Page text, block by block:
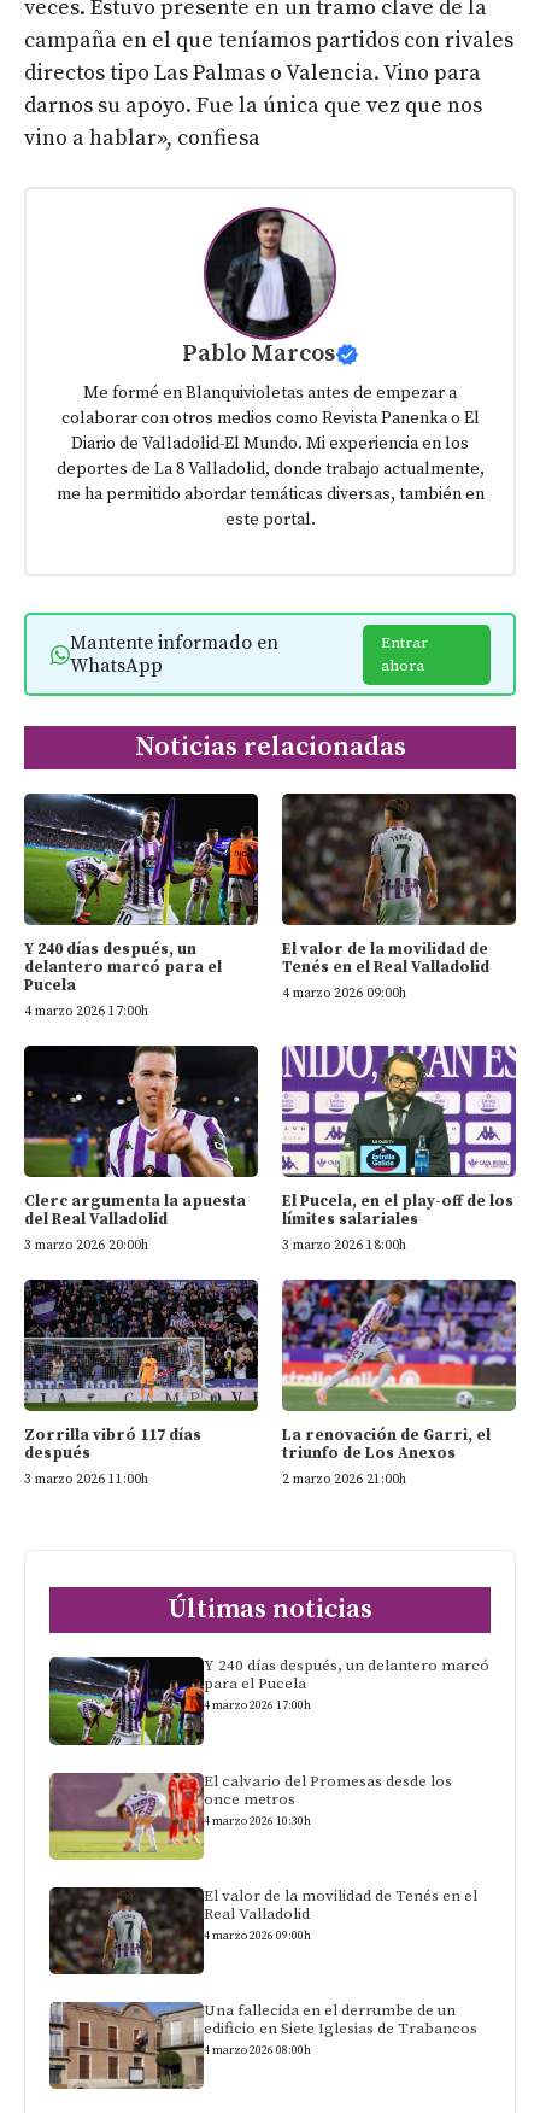
veces. Estuvo presente en un tramo clave de la
campaña en el que teníamos partidos con rivales
directos tipo Las Palmas o Valencia. Vino para
darnos su apoyo. Fue la única que vez que nos
vino a hablar», confiesa
Pablo Marcos
Me formé en Blanquivioletas antes de empezar a
colaborar con otros medios como Revista Panenka o El
Diario de Valladolid-El Mundo. Mi experiencia en los
deportes de La 8 Valladolid, donde trabajo actualmente,
me ha permitido abordar temáticas diversas, también en
este portal.
Mantente informado en
WhatsApp
Entrar
ahora
Noticias relacionadas
Y 240 días después, un
delantero marcó para el
Pucela
4 marzo 2026 17:00h
El valor de la movilidad de
Tenés en el Real Valladolid
4 marzo 2026 09:00h
Clerc argumenta la apuesta
del Real Valladolid
3 marzo 2026 20:00h
El Pucela, en el play-off de los
límites salariales
3 marzo 2026 18:00h
Zorrilla vibró 117 días
después
3 marzo 2026 11:00h
La renovación de Garri, el
triunfo de Los Anexos
2 marzo 2026 21:00h
Últimas noticias
Y 240 días después, un delantero marcó
para el Pucela
4 marzo 2026 17:00h
El calvario del Promesas desde los
once metros
4 marzo 2026 10:30h
El valor de la movilidad de Tenés en el
Real Valladolid
4 marzo 2026 09:00h
Una fallecida en el derrumbe de un
edificio en Siete Iglesias de Trabancos
4 marzo 2026 08:00h